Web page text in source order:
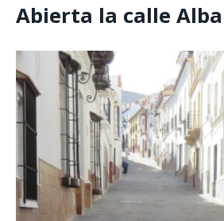
Abierta la calle